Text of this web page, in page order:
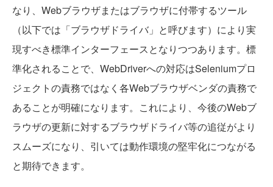
なり、Webブラウザまたはブラウザに付帯するツール
（以下では「ブラウザドライバ」と呼びます）により実
現すべき標準インターフェースとなりつつあります。標
準化されることで、WebDriverへの対応はSeleniumプロ
ジェクトの責務ではなく各Webブラウザベンダの責務で
あることが明確になります。これにより、今後のWebブ
ラウザの更新に対するブラウザドライバ等の追従がより
スムーズになり、引いては動作環境の堅牢化につながる
と期待できます。